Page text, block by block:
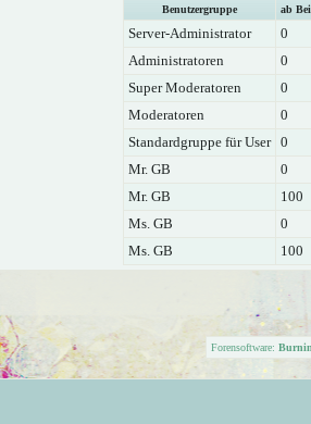
Benutzergruppe ab
Server-Administrator
0
Administratoren
0
Super Moderatoren
0
Moderatoren
0
Standardgruppe für User 0
Mr. GB
0
Mr. GB
100
Ms. GB
0
Ms. GB
100
Forensoftware: